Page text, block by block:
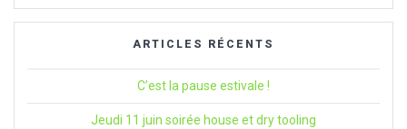
:
ARTICLES RÉCENTS
C’est la pause estivale !
Jeudi 11 juin soirée house et dry tooling